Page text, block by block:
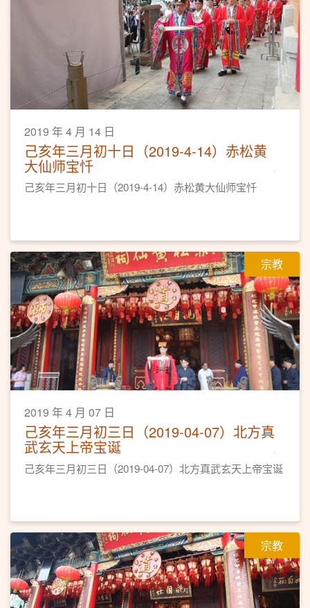
2019 年 4 月 14 日
己亥年三月初十日（2019-4-14）赤松黄
大仙师宝忏
己亥年三月初十日（2019-4-14）赤松黄大仙师宝忏
宗教
2019 年 4 月 07 日
己亥年三月初三日（2019-04-07）北方真
武玄天上帝宝诞
己亥年三月初三日（2019-04-07）北方真武玄天上帝宝诞
宗教